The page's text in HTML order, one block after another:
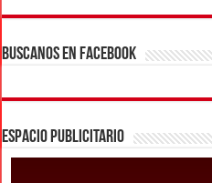
BUSCANOS EN FACEBOOK
ESPACIO PUBLICITARIO